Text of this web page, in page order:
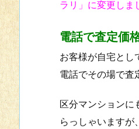
ラリ」に変更しま
電話で査定価
お客様が自宅とし
電話でその場で査
区分マンションに
らっしゃいますが